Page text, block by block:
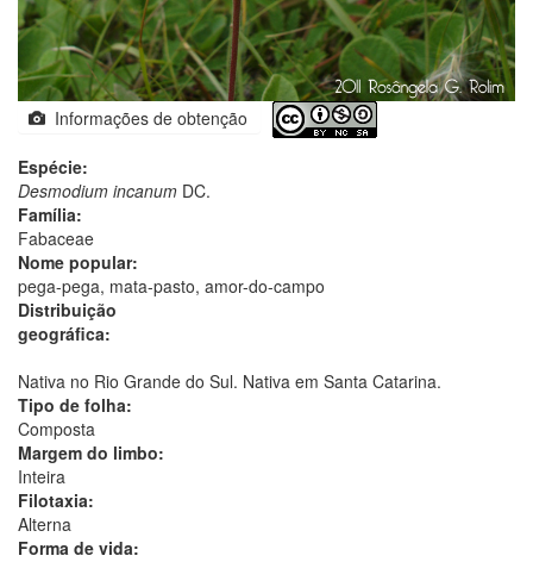
Informações de obtenção
Espécie:
Desmodium incanum DC.
Família:
Fabaceae
Nome popular:
pega-pega, mata-pasto, amor-do-campo
Distribuição
geográfica:
Nativa no Rio Grande do Sul. Nativa em Santa Catarina.
Tipo de folha:
Composta
Margem do limbo:
Inteira
Filotaxia:
Alterna
Forma de vida: